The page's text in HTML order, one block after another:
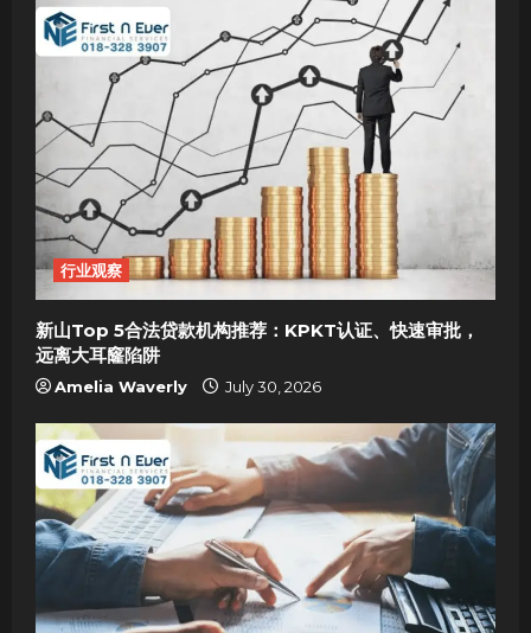
行业观察
新山Top 5合法贷款机构推荐：KPKT认证、快速审批，
远离大耳窿陷阱
Amelia Waverly July 30, 2026